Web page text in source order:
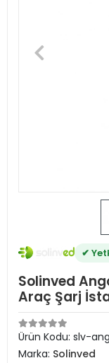
✔
Solinved
Araç Şarj
Ürün Kodu: slv-
Marka: Solinved